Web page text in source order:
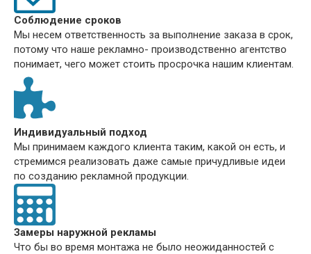
Соблюдение сроков
Мы несем ответственность за выполнение заказа в срок,
потому что наше рекламно- производственно агентство
понимает, чего может стоить просрочка нашим клиентам.
Индивидуальный подход
Мы принимаем каждого клиента таким, какой он есть, и
стремимся реализовать даже самые причудливые идеи
по созданию рекламной продукции.
Замеры наружной рекламы
Что бы во время монтажа не было неожиданностей с